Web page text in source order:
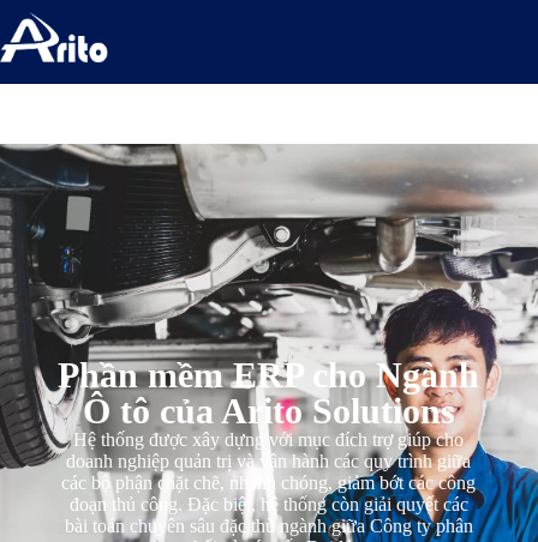
Phần mềm ERP cho Ngành
Ô tô của Arito Solutions
Hệ thống được xây dựng với mục đích trợ giúp cho
doanh nghiệp quản trị và vận hành các quy trình giữa
các bộ phận chặt chẽ, nhanh chóng, giảm bớt các công
đoạn thủ công. Đặc biệt, hệ thống còn giải quyết các
bài toán chuyên sâu đặc thù ngành giữa Công ty phân